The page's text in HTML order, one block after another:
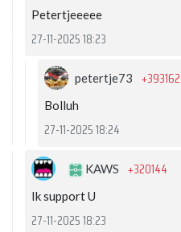
Petertjeeeee
27-11-2025 18:23
petertje73 +393162
Bolluh
27-11-2025 18:24
KAWS +320144
Ik support U
27-11-2025 18:23